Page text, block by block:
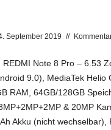
September 2019 //
REDMI Note 8 Pro – 6.53
9.0), MediaTek Helio
RAM, 64GB/128GB
& 20MP
Akku (nicht wechselbar),